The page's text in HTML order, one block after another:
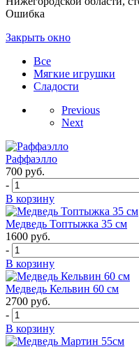
Ошибка
Закрыть окно
Все
Мягкие игрушки
Сладости
Previous
Next
Раффаэлло
700 руб.
-
В корзину
Медведь Топтыжка 35 см
1600 руб.
-
В корзину
Медведь Кельвин 60 см
2700 руб.
-
В корзину